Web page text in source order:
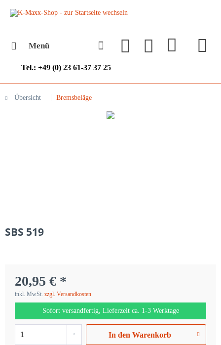
Tel.: +49 (0) 23 61-37 37 25
Menü
Übersicht Bremsbeläge
SBS 519
20,95 € *
inkl. MwSt. zzgl. Versandkosten
Sofort versandfertig, Lieferzeit ca. 1-3 Werktage
In den Warenkorb